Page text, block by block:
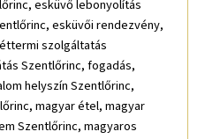
esküvő lebonyolítás
esküvői rendezvény,
szolgáltatás
Szentlőrinc, fogadás,
helyszín Szentlőrinc,
magyar étel, magyar
Szentlőrinc, magyaros